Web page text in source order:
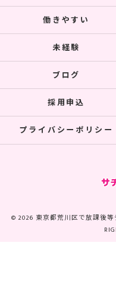
働きやすい
未経験
ブログ
採用申込
プライバシーポリシー
© 2026 東京都荒川区で放課後